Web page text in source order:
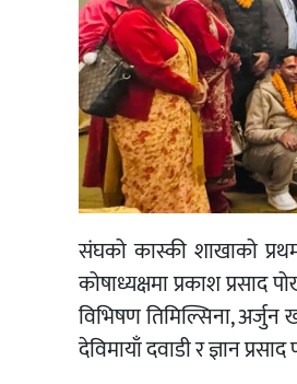
संघको कास्की शाखाको प्रथम
कोषाध्यक्षमा प्रकाश
विभिषण तिमिल्सिना, अर्जुन
देविमायाँ दवाडी र ज्ञान